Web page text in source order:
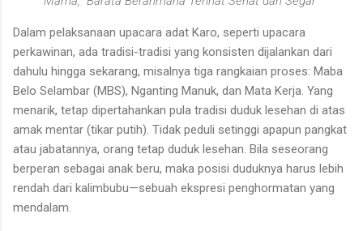
Dalam pelaksanaan upacara adat Karo, seperti upacara
perkawinan, ada tradisi-tradisi yang konsisten dijalankan dari
dahulu hingga sekarang, misalnya tiga rangkaian proses: Maba
Belo Selambar (MBS), Nganting Manuk, dan Mata Kerja. Yang
menarik, tetap dipertahankan pula tradisi duduk lesehan di atas
amak mentar (tikar putih). Tidak peduli setinggi apapun pangkat
atau jabatannya, orang tetap duduk lesehan. Bila seseorang
berperan sebagai anak beru, maka posisi duduknya harus lebih
rendah dari kalimbubu—sebuah ekspresi penghormatan yang
mendalam.